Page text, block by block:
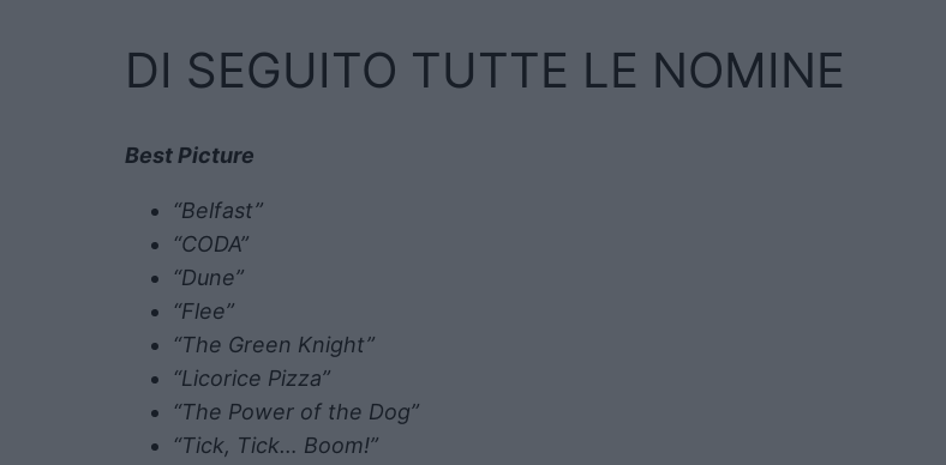
DI SEGUITO TUTTE LE NOMINE
Best Picture
“Belfast”
“CODA”
“Dune”
“Flee”
“The Green Knight”
“Licorice Pizza”
“The Power of the Dog”
“Tick, Tick… Boom!”